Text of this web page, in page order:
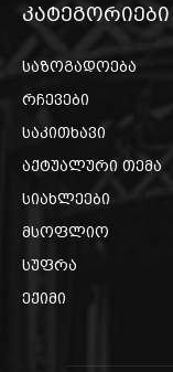
კატეგორიები
საზოგადოება
რჩევები
საკითხავი
აქტუალური თემა
სიახლეები
მსოფლიო
სუფრა
ექიმი